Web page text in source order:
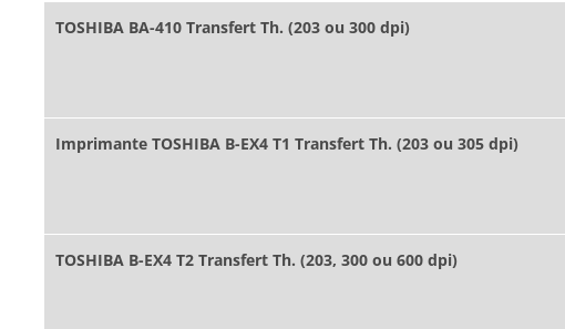
TOSHIBA BA-410 Transfert Th. (203 ou 300 dpi)
Imprimante TOSHIBA B-EX4 T1 Transfert Th. (203 ou 305 dpi)
TOSHIBA B-EX4 T2 Transfert Th. (203, 300 ou 600 dpi)